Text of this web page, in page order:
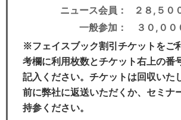
ニュース会員： ２８,５０
一般参加： ３０,００
※フェイスブック割引チケットをご
考欄に利用枚数とチケット右上の番
記入ください。チケットは回収いた
前に弊社に返送いただくか、セミナ
持参ください。